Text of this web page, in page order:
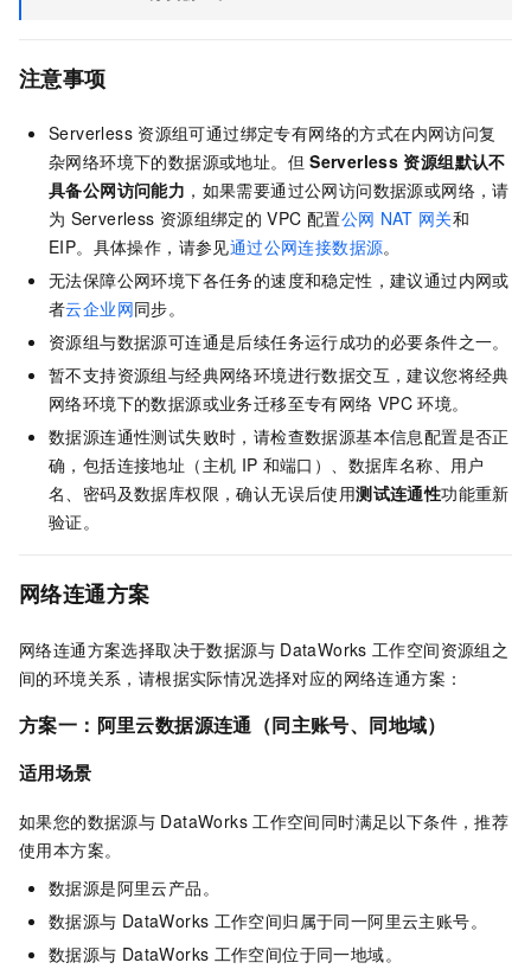
注意事项
Serverless 资源组可通过绑定专有网络的方式在内网访问复
杂网络环境下的数据源或地址。但 Serverless 资源组默认不
具备公网访问能力 ，如果需要通过公网访问数据源或网络，请
为 Serverless 资源组绑定的 VPC 配置公网 NAT 网关和
EIP。具体操作，请参见通过公网连接数据源。
无法保障公网环境下各任务的速度和稳定性，建议通过内网或
者云企业网同步。
资源组与数据源可连通是后续任务运行成功的必要条件之一。
暂不支持资源组与经典网络环境进行数据交互，建议您将经典
网络环境下的数据源或业务迁移至专有网络 VPC 环境。
数据源连通性测试失败时，请检查数据源基本信息配置是否正
确，包括连接地址（主机 IP 和端口）、数据库名称、用户
名、密码及数据库权限，确认无误后使用测试连通性功能重新
验证。
网络连通方案
网络连通方案选择取决于数据源与 DataWorks 工作空间资源组之
间的环境关系，请根据实际情况选择对应的网络连通方案：
方案一：阿里云数据源连通（同主账号、同地域）
适用场景
如果您的数据源与 DataWorks 工作空间同时满足以下条件，推荐
使用本方案。
数据源是阿里云产品。
数据源与 DataWorks 工作空间归属于同一阿里云主账号。
数据源与 DataWorks 工作空间位于同一地域。